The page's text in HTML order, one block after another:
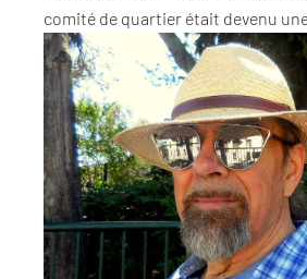
comité de quartier était devenu